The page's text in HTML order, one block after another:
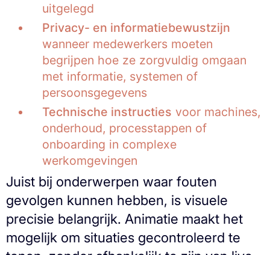
uitgelegd
Privacy- en informatiebewustzijn
wanneer medewerkers moeten
begrijpen hoe ze zorgvuldig omgaan
met informatie, systemen of
persoonsgegevens
Technische instructies voor machines,
onderhoud, processtappen of
onboarding in complexe
werkomgevingen
Juist bij onderwerpen waar fouten
gevolgen kunnen hebben, is visuele
precisie belangrijk. Animatie maakt het
mogelijk om situaties gecontroleerd te